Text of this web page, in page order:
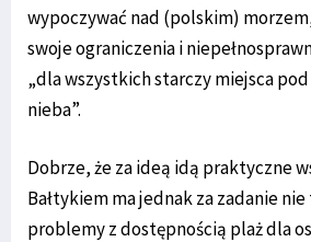
wypoczywać nad (polskim)
swoje ograniczenia i
„dla wszystkich starczy miejsca
nieba”.
Dobrze, że za ideą idą praktyczne
Bałtykiem ma jednak za zadanie
problemy z dostępnością plaż dla